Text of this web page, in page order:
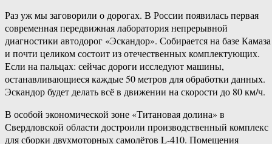
Раз уж мы заговорили о дорогах. В России появилась первая
современная передвижная лаборатория непрерывной
диагностики автодорог «Эскандор». Собирается на базе Камаза
и почти целиком состоит из отечественных комплектующих.
Если на пальцах: сейчас дороги исследуют машины,
останавливающиеся каждые 50 метров для обработки данных.
Эскандор будет делать всё в движении на скорости до 80 км/ч.
В особой экономической зоне «Титановая долина» в
Свердловской области достроили производственный комплекс
для сборки двухмоторных самолётов L-410. Помещения